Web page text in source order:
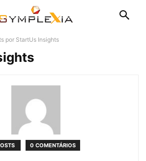
por StartUs Insights
0 COMENTÁRIOS